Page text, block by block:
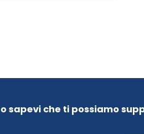
sapevi che ti possiamo